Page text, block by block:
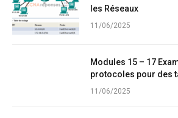
les Réseaux
11/06/2025
Modules 15 – 17
protocoles pour des
11/06/2025